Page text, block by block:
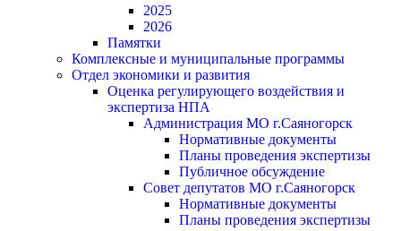
2025
2026
Памятки
Комплексные и муниципальные программы
Отдел экономики и развития
Оценка регулирующего воздействия и
экспертиза НПА
Администрация МО г.Саяногорск
Нормативные документы
Планы проведения экспертизы
Публичное обсуждение
Совет депутатов МО г.Саяногорск
Нормативные документы
Планы проведения экспертизы